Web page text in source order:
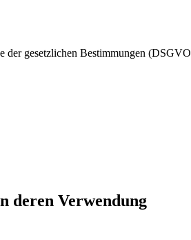
der gesetzlichen Bestimmungen
deren Verwendung